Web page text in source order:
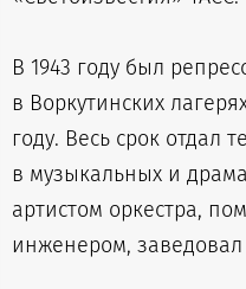
В 1943 году был
в Воркутинских
году. Весь срок отдал
в музыкальных и
артистом оркестра,
инженером, заведовал